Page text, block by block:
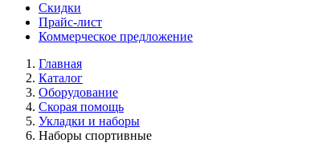
Скидки
Прайс-лист
Коммерческое предложение
Главная
Каталог
Оборудование
Скорая помощь
Укладки и наборы
Наборы спортивные